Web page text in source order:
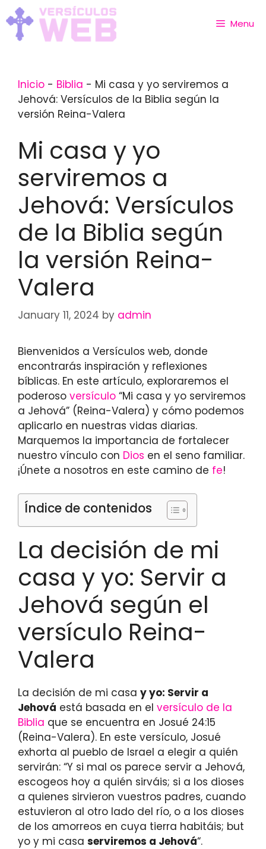
Skip
to
content
Menu
Inicio - Biblia - Mi casa y yo serviremos a
Jehová: Versículos de la Biblia según la
versión Reina-Valera
Mi casa y yo
serviremos a
Jehová: Versículos
de la Biblia según
la versión Reina-
Valera
January 11, 2024 by admin
Bienvenidos a Versículos web, donde
encontrarás inspiración y reflexiones
bíblicas. En este artículo, exploraremos el
poderoso versículo “Mi casa y yo serviremos
a Jehová” (Reina-Valera) y cómo podemos
aplicarlo en nuestras vidas diarias.
Marquemos la importancia de fortalecer
nuestro vínculo con Dios en el seno familiar.
¡Únete a nosotros en este camino de fe!
Índice de contenidos
La decisión de mi
casa y yo: Servir a
Jehová según el
versículo Reina-
Valera
La decisión de mi casa y yo: Servir a
Jehová está basada en el versículo de la
Biblia que se encuentra en Josué 24:15
(Reina-Valera). En este versículo, Josué
exhorta al pueblo de Israel a elegir a quién
servirán: “Y si mal os parece servir a Jehová,
escogeos hoy a quién sirváis; si a los dioses
a quienes sirvieron vuestros padres, cuando
estuvieron al otro lado del río, o a los dioses
de los amorreos en cuya tierra habitáis; but
yo y mi casa serviremos a Jehová“.